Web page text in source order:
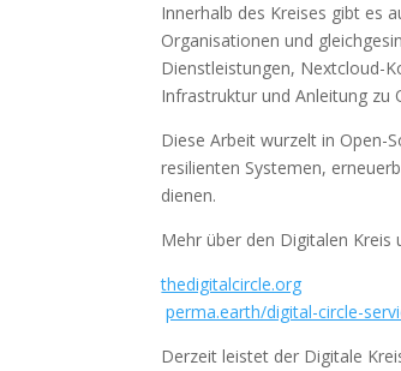
Innerhalb des Kreises gibt es
Organisationen und
Dienstleistungen, Nextcloud-
Infrastruktur und Anleitung zu
Diese Arbeit wurzelt in Open-
resilienten Systemen,
dienen.
Mehr über den Digitalen Kreis
thedigitalcircle.org
perma.earth/digital-circle-
Derzeit leistet der Digitale